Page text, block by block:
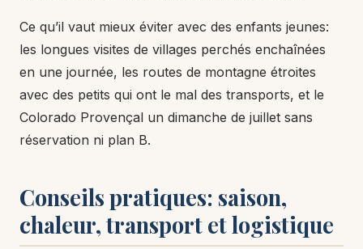
Ce qu’il vaut mieux éviter avec des enfants jeunes:
les longues visites de villages perchés enchaînées
en une journée, les routes de montagne étroites
avec des petits qui ont le mal des transports, et le
Colorado Provençal un dimanche de juillet sans
réservation ni plan B.
Conseils pratiques: saison,
chaleur, transport et logistique